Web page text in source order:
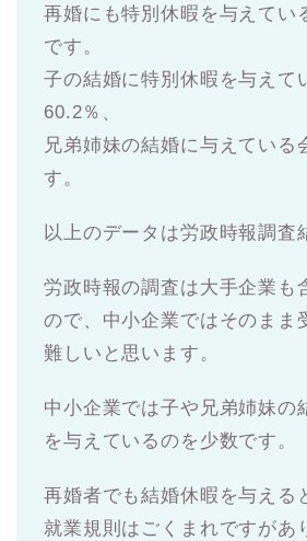
再婚にも特別休暇を与えてい
です。
子の結婚に特別休暇を与えて
60.2％、
兄弟姉妹の結婚に与えている
す。
以上のデータは労政時報調査
労政時報の調査は大手企業も
ので、中小企業ではそのまま
難しいと思います。
中小企業では子や兄弟姉妹の
を与えているのを少数です。
再婚者でも結婚休暇を与える
就業規則はごくまれですがあ